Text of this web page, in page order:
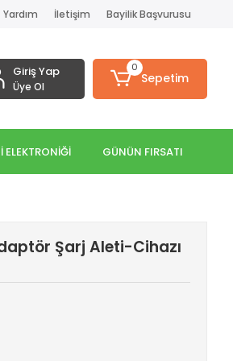
Yardım İletişim Bayilik Başvurusu
Giriş Yap
Üye Ol
0
Sepetim
ELEKTRONİĞİ GÜNÜN FIRSATI
Şarj Aleti-Cihazı